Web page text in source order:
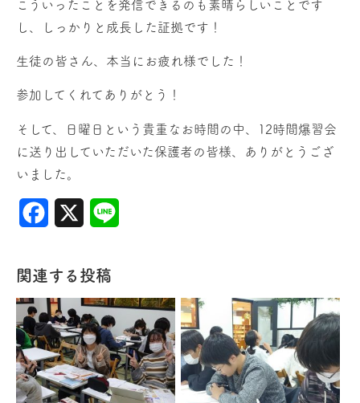
こういったことを発信できるのも素晴らしいことです
し、しっかりと成長した証拠です！
生徒の皆さん、本当にお疲れ様でした！
参加してくれてありがとう！
そして、日曜日という貴重なお時間の中、12時間爆習会
に送り出していただいた保護者の皆様、ありがとうござ
いました。
Facebook
関連する投稿